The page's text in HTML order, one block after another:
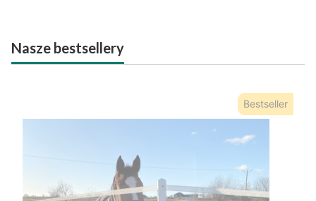
Nasze bestsellery
Bestseller